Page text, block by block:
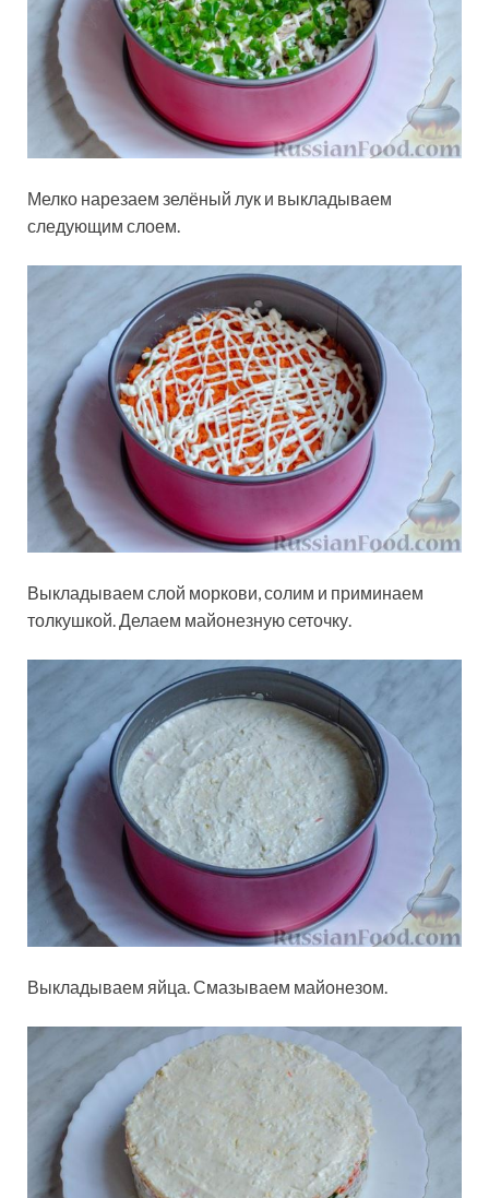
Мелко нарезаем зелёный лук и выкладываем
следующим слоем.
Выкладываем слой моркови, солим и приминаем
толкушкой. Делаем майонезную сеточку.
Выкладываем яйца. Смазываем майонезом.